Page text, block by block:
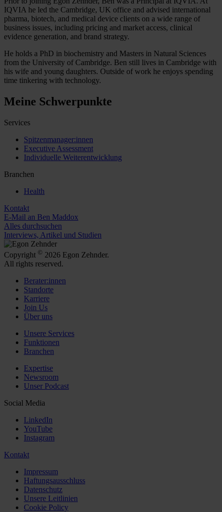
IQVIA he led the Cambridge, UK office and advised international
pharma, biotech, and medical device clients on a wide range of
business issues, including pricing and market access, clinical
evidence generation, and brand strategy.
He holds a PhD in biochemistry and Masters in Natural Sciences
from the University of Cambridge. Ben still lives in Cambridge with
his wife and young daughters. Outside of work he enjoys spending
time tinkering with technology.
Meine Schwerpunkte
Services
Spitzenmanager:innen
Executive Assessment
Individuelle Weiterentwicklung
Branchen
Health
Kontakt
E-Mail an Ben Maddox
Alles durchsuchen
Interviews, Artikel und Studien
Copyright © 2026 Egon Zehnder.
All rights reserved.
Berater:innen
Standorte
Karriere
Join Us
Über uns
Unsere Services
Funktionen
Branchen
Expertise
Newsroom
Unser Podcast
Social Media
LinkedIn
YouTube
Instagram
Kontakt
Impressum
Haftungsausschluss
Datenschutz
Unsere Leitlinien
Cookie Policy